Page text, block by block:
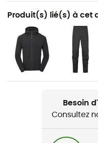
Recommandé pour
Randonnée / Trekking /
Genre
Homme
Poids
Nom du produit
Downpour Mountain
Produit(s) lié(s) à cet
Besoin
Consultez